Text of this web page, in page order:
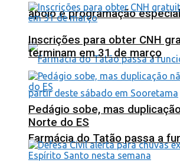
apoio e programação
Farmácia do Tatão passa a
Inscrições para obter CNH
terminam em 31 de março
Pedágio sobe, mas
Norte do ES